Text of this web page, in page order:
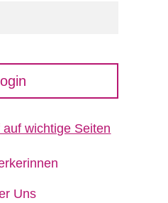
wichtige Seiten
Uns